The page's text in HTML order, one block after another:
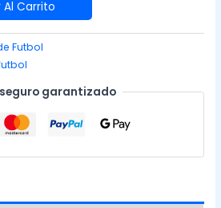
Al Carrito
Futbol
garantizado